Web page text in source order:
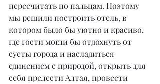
пересчитать по пальцам. Поэтому
мы решили построить отель, в
котором было бы уютно и красиво,
где гости могли бы отдохнуть от
суеты города и насладиться
единением с природой, открыть для
себя прелести Алтая, провести